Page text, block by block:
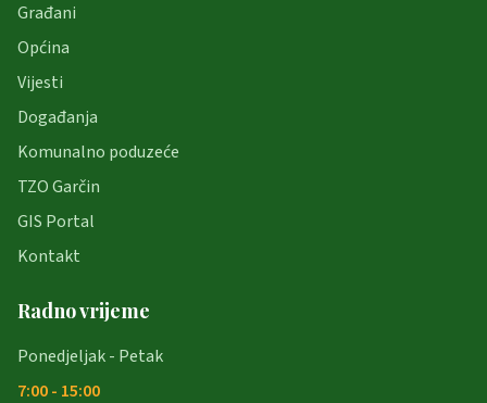
Građani
Općina
Vijesti
Događanja
Komunalno poduzeće
TZO Garčin
GIS Portal
Kontakt
Radno vrijeme
Ponedjeljak - Petak
7:00 - 15:00